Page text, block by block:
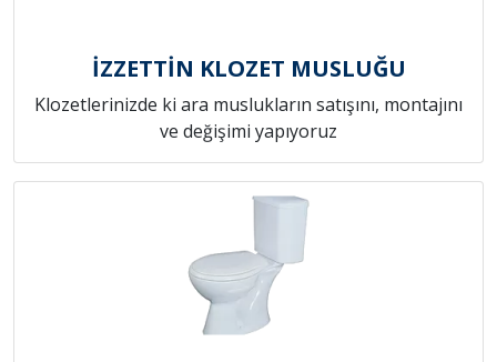
İZZETTİN KLOZET MUSLUĞU
Klozetlerinizde ki ara muslukların satışını, montajını
ve değişimi yapıyoruz